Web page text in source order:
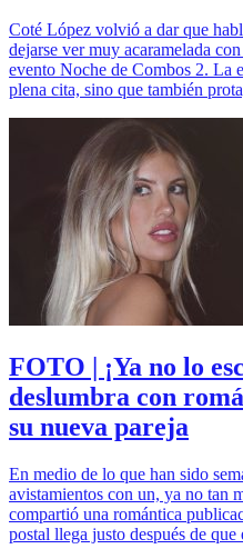
Coté López volvió a dar que
dejarse ver muy acaramelada
evento Noche de Combos 2. La
plena cita, sino que también
FOTO | ¡Ya no lo
deslumbra con
su nueva pareja
En medio de lo que han sido
avistamientos con un, ya no tan
compartió una romántica
postal llega justo después de